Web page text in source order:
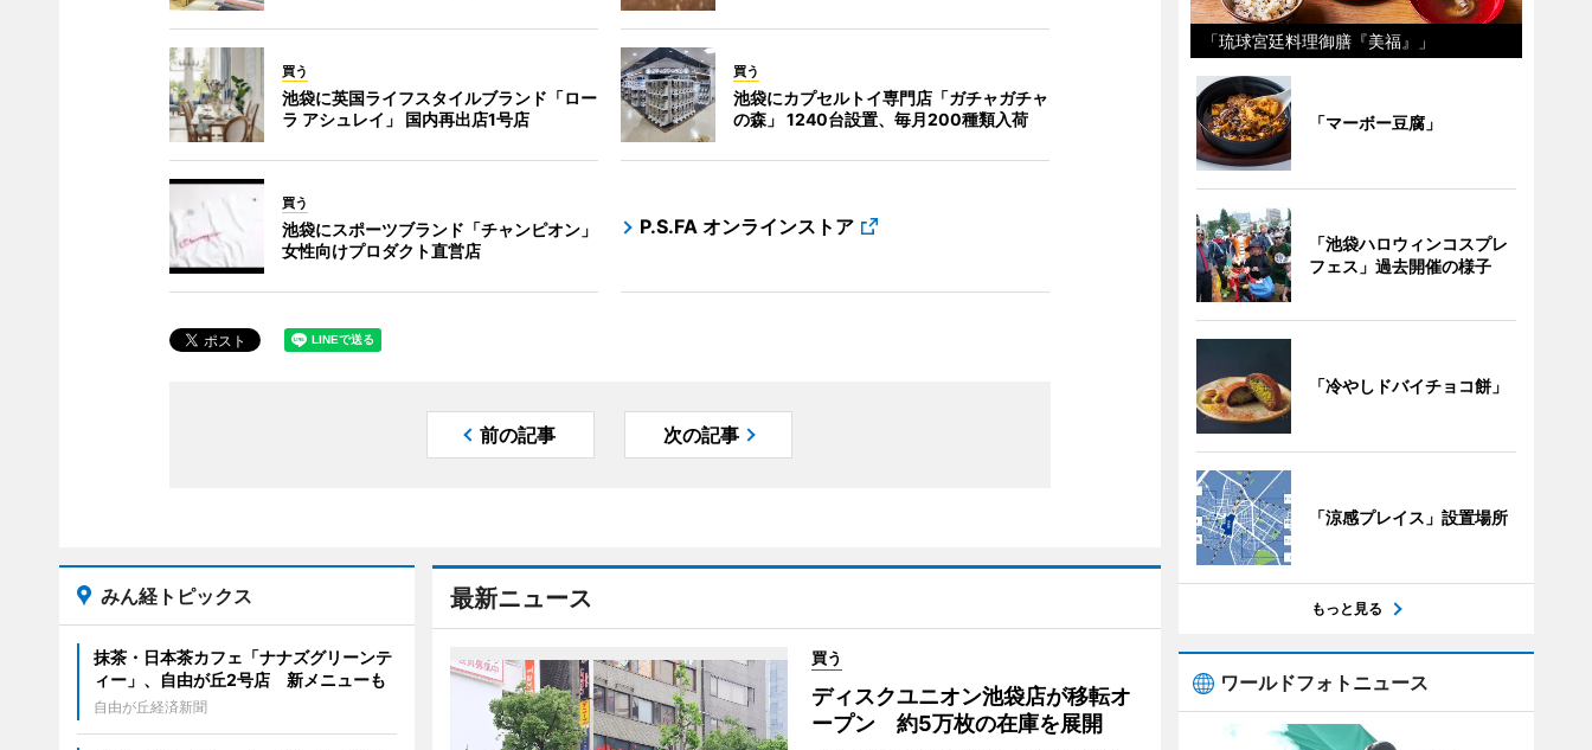
買う
池袋に英国ライフスタイルブランド「ロー
ラ アシュレイ」 国内再出店1号店
買う
池袋にカプセルトイ専門店「ガチャガチャ
の森」 1240台設置、毎月200種類入荷
買う
池袋にスポーツブランド「チャンピオン」
女性向けプロダクト直営店
P.S.FA オンラインストア
前の記事 次の記事
最新ニュース
買う
ディスクユニオン池袋店が移転オ
ープン 約5万枚の在庫を展開
みん経トピックス
抹茶・日本茶カフェ「ナナズグリーンテ
ィー」、自由が丘2号店 新メニューも
自由が丘経済新聞
「琉球宮廷料理御膳『美福』」
「マーボー豆腐」
「池袋ハロウィンコスプレ
フェス」過去開催の様子
「冷やしドバイチョコ餅」
「涼感プレイス」設置場所
もっと見る
ワールドフォトニュース